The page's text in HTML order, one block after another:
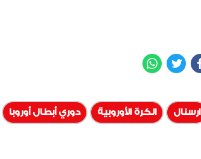
Facebook
Twitter
ارسنال الكرة الأوروبية دوري أبطال أوروبا